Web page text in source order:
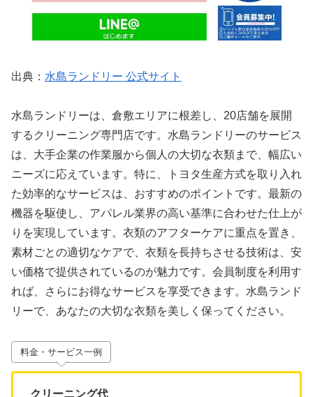
出典： 水島ランドリー 公式サイト
水島ランドリーは、倉敷エリアに根差し、20店舗を展開
するクリーニング専門店です。水島ランドリーのサービス
は、大手企業の作業服から個人の大切な衣類まで、幅広い
ニーズに応えています。特に、トヨタ生産方式を取り入れ
た効率的なサービスは、おすすめのポイントです。最新の
機器を駆使し、アパレル業界の高い基準に合わせた仕上が
りを実現しています。衣類のアフターケアに重点を置き、
素材ごとの適切なケアで、衣類を長持ちさせる技術は、安
い価格で提供されているのが魅力です。会員制度を利用す
れば、さらにお得なサービスを享受できます。水島ランド
リーで、あなたの大切な衣類を美しく保ってください。
料金・サービス一例
クリーニング代